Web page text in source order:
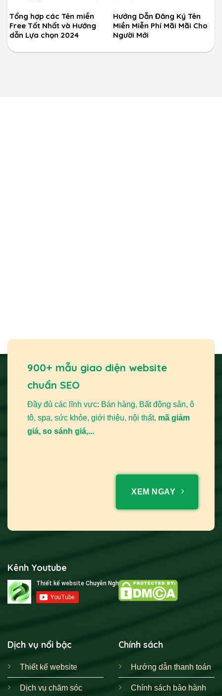
Tổng hợp các Tên miền
Free Tốt Nhất và Hướng
dẫn Lựa chọn 2024
Hướng Dẫn Đăng Ký Tên
Miền Miễn Phí Mãi Mãi Cho
Người Mới
900+ mẫu giao diện website
chuẩn SEO
Đầy đủ các lĩnh vực: Bán hàng, Bất động sản, ô
tô, spa, sức khỏe, giới thiệu, nội thất, mã giảm
giá, so sánh giá,...
XEM NGAY
Kênh Youtube
Dịch vụ nổi bậc
Thiết kế website
Dịch vụ chăm sóc
Chính sách
Hướng dẫn thanh toán
Chính sách bảo hành